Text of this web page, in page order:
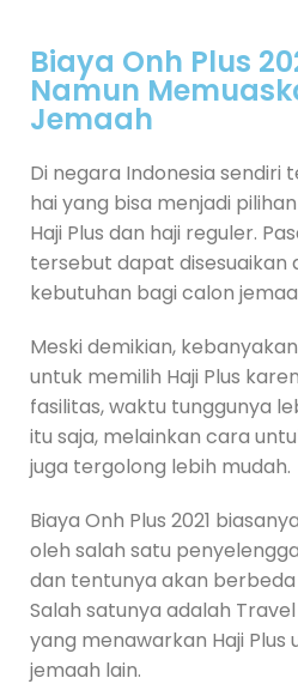
Biaya Onh Plus
Namun
Jemaah
Di negara Indonesia
hai yang bisa menjadi
Haji Plus dan haji reguler.
tersebut dapat disesuaikan
kebutuhan bagi calon
Meski demikian,
untuk memilih Haji Plus
fasilitas, waktu tunggunya
itu saja, melainkan cara
juga tergolong lebih mudah.
Biaya Onh Plus 2021
oleh salah satu
dan tentunya akan
Salah satunya adalah
yang menawarkan Haji Plus
jemaah lain.